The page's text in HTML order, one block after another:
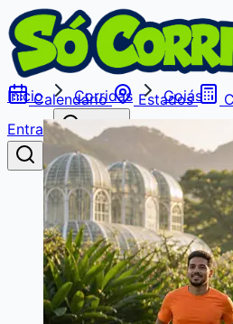
Calendário Estados
Entrar
Buscar
Início Corridas Goiás